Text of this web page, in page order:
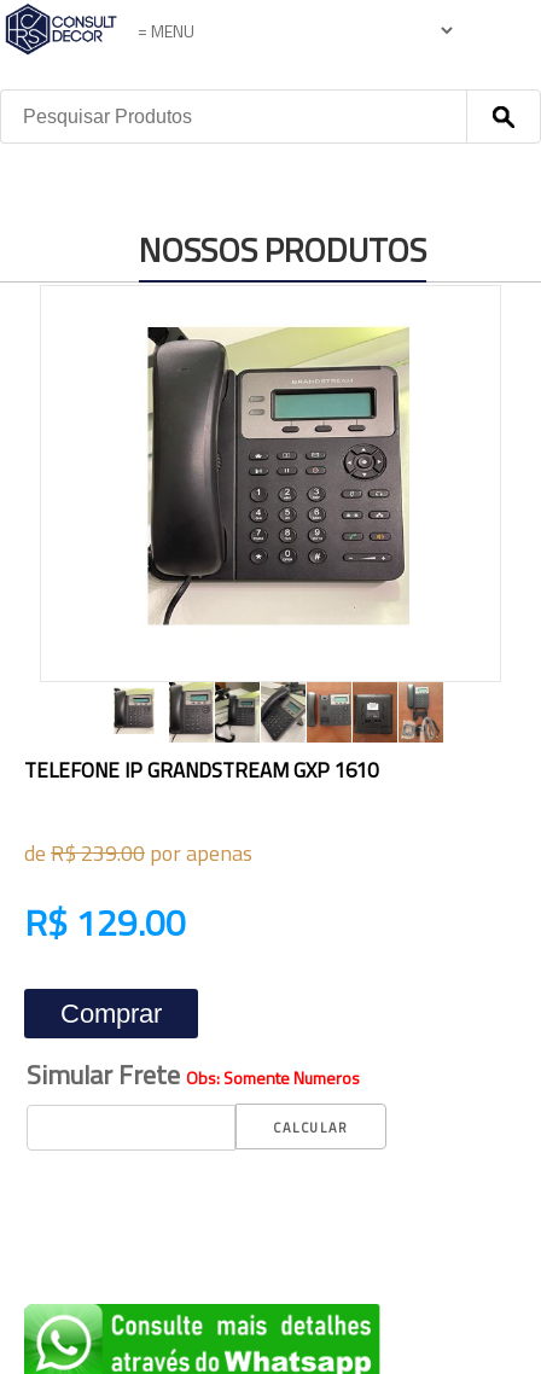
NOSSOS PRODUTOS
TELEFONE IP GRANDSTREAM GXP 1610
deR$ 239.00por apenas
R$ 129.00
Comprar
Simular Frete Obs: Somente Numeros